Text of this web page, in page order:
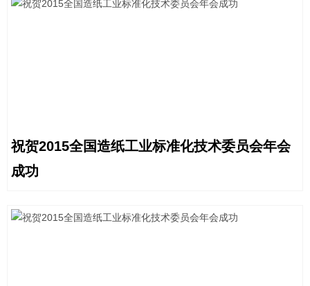
祝贺2015全国造纸工业标准化技术委员会年会
成功